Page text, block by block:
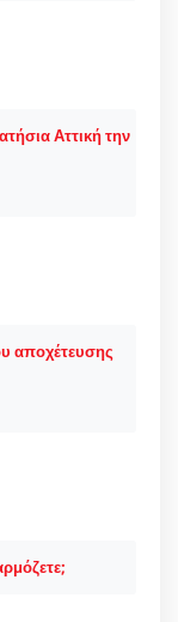
Αττική την
αποχέτευσης